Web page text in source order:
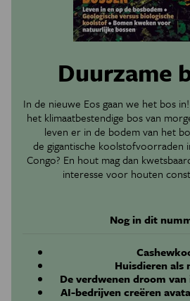
Duurzame
In de nieuwe Eos gaan we het bos
het klimaatbestendige bos van
leven er in de bodem van het
de gigantische koolstofvoorraden
Congo? En hout mag dan
interesse voor houten
Nog in dit
Huisdieren als
De verdwenen droom
AI-bedrijven creëren